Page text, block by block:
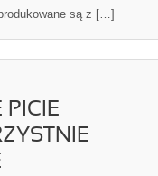
są z […]
PICIE